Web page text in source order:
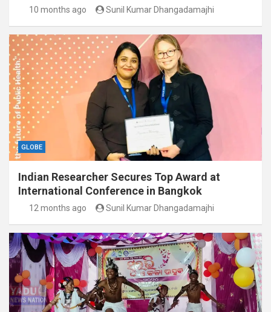
10 months ago Sunil Kumar Dhangadamajhi
GLOBE
Indian Researcher Secures Top Award at
International Conference in Bangkok
12 months ago Sunil Kumar Dhangadamajhi